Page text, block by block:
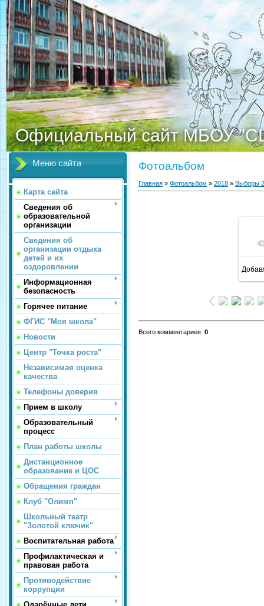
Официальный сайт МБОУ
Меню сайта
Карта сайта
Сведения об
образовательной
организации
Сведения об
организации отдыха
детей и их
оздоровлении
Информационная
безопасность
Горячее питание
ФГИС "Моя школа"
Новости
Центр "Точка роста"
Независимая оценка
качества
Телефоны доверия
Прием в школу
Образовательный
процесс
План работы школы
Дистанционное
образование и ЦОС
Обращения граждан
Клуб "Олимп"
Школьный театр
"Золотой ключик"
Воспитательная работа
Профилактическая и
правовая работа
Противодействие
коррупции
Фотоальбом
Главная » Фотоальбом » 2018 » Выборы
Всего комментариев: 0